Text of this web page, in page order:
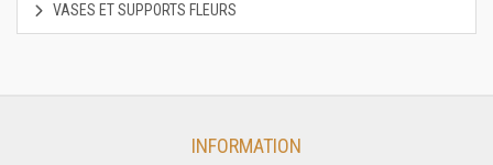
VASES ET SUPPORTS FLEURS
INFORMATION